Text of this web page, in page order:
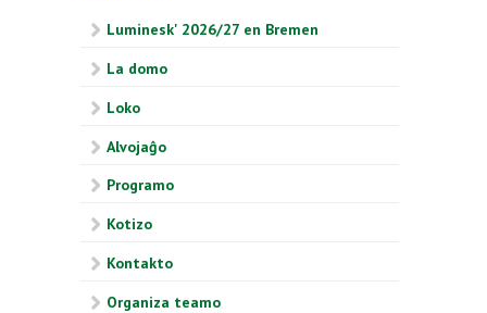
Luminesk' 2026/27 en Bremen
La domo
Loko
Alvojaĝo
Programo
Kotizo
Kontakto
Organiza teamo